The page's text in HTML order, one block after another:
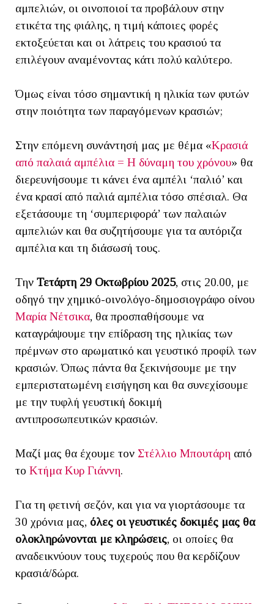
αμπελιών, οι οινοποιοί τα προβάλουν στην
ετικέτα της φιάλης, η τιμή κάποιες φορές
εκτοξεύεται και οι λάτρεις του κρασιού τα
επιλέγουν αναμένοντας κάτι πολύ καλύτερο.
Όμως είναι τόσο σημαντική η ηλικία των φυτών
στην ποιότητα των παραγόμενων κρασιών;
Στην επόμενη συνάντησή μας με θέμα «Κρασιά
από παλαιά αμπέλια = Η δύναμη του χρόνου» θα
διερευνήσουμε τι κάνει ένα αμπέλι ‘παλιό’ και
ένα κρασί από παλιά αμπέλια τόσο σπέσιαλ. Θα
εξετάσουμε τη ‘συμπεριφορά’ των παλαιών
αμπελιών και θα συζητήσουμε για τα αυτόριζα
αμπέλια και τη διάσωσή τους.
Την Τετάρτη 29 Οκτωβρίου 2025, στις 20.00, με
οδηγό την χημικό-οινολόγο-δημοσιογράφο οίνου
Μαρία Νέτσικα, θα προσπαθήσουμε να
καταγράψουμε την επίδραση της ηλικίας των
πρέμνων στο αρωματικό και γευστικό προφίλ των
κρασιών. Όπως πάντα θα ξεκινήσουμε με την
εμπεριστατωμένη εισήγηση και θα συνεχίσουμε
με την τυφλή γευστική δοκιμή
αντιπροσωπευτικών κρασιών.
Mαζί μας θα έχουμε τον Στέλλιο Μπουτάρη από
το Κτήμα Κυρ Γιάννη.
Για τη φετινή σεζόν, και για να γιορτάσουμε τα
30 χρόνια μας, όλες οι γευστικές δοκιμές μας θα
ολοκληρώνονται με κληρώσεις, οι οποίες θα
αναδεικνύουν τους τυχερούς που θα κερδίζουν
κρασιά/δώρα.